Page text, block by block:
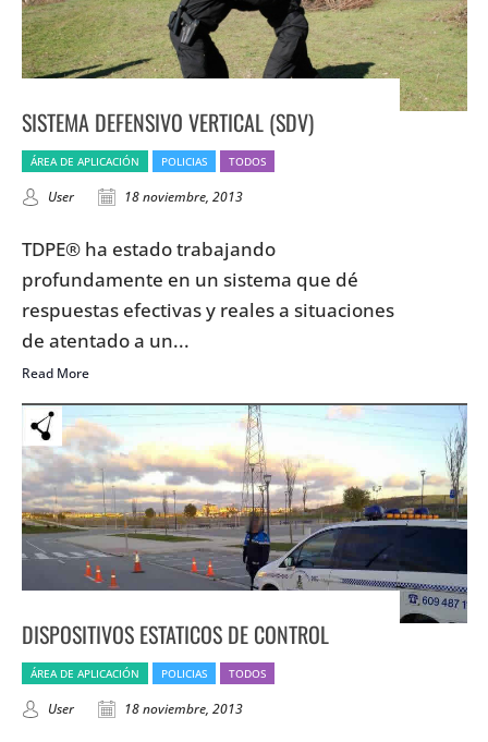
SISTEMA DEFENSIVO VERTICAL (SDV)
ÁREA DE APLICACIÓN POLICIAS TODOS
User 18 noviembre, 2013
TDPE® ha estado trabajando
profundamente en un sistema que dé
respuestas efectivas y reales a situaciones
de atentado a un...
Read More
DISPOSITIVOS ESTATICOS DE CONTROL
ÁREA DE APLICACIÓN POLICIAS TODOS
User 18 noviembre, 2013